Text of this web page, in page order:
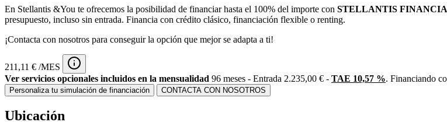
En Stellantis &You te ofrecemos la posibilidad de financiar hasta el 100% del importe con STELLANTIS
presupuesto, incluso sin entrada. Financia con crédito clásico, financiación flexible o renting.
¡Contacta con nosotros para conseguir la opción que mejor se adapta a ti!
211,11 € /MES
Ver servicios opcionales incluidos en la mensualidad 96 meses - Entrada 2.235,00 € - TAE 10,57 %. Financiando
Personaliza tu simulación de financiación CONTACTA CON NOSOTROS
Ubicación